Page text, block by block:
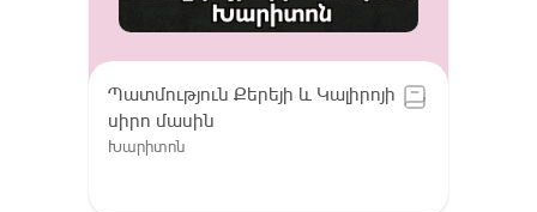
Պատմություն Քերեյի և Կալիրոյի
սիրո մասին
Խարիտոն